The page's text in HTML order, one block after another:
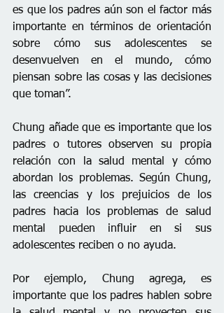
es que los padres aún son el factor más
importante en términos de orientación
sobre cómo sus adolescentes se
desenvuelven en el mundo, cómo
piensan sobre las cosas y las decisiones
que toman”.
Chung añade que es importante que los
padres o tutores observen su propia
relación con la salud mental y cómo
abordan los problemas. Según Chung,
las creencias y los prejuicios de los
padres hacia los problemas de salud
mental pueden influir en si sus
adolescentes reciben o no ayuda.
Por ejemplo, Chung agrega, es
importante que los padres hablen sobre